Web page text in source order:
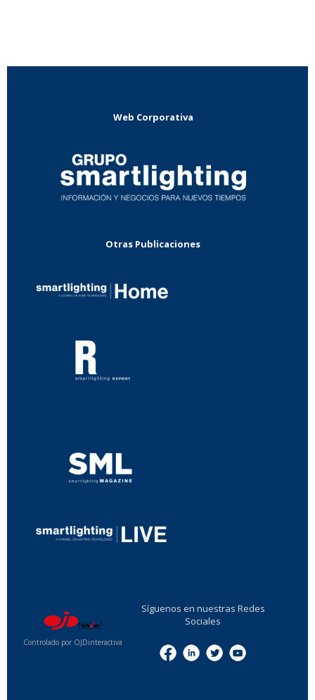
Web Corporativa
Otras Publicaciones
Controlado por OJDinteractiva
Síguenos en nuestras Redes
Sociales